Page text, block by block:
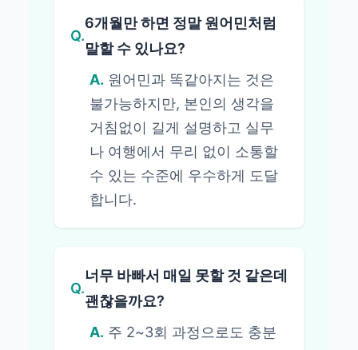
Q.
6개월만 하면 정말 원어민처럼
말할 수 있나요?
A. 원어민과 똑같아지는 것은
불가능하지만, 본인의 생각을
거침없이 길게 설명하고 실무
나 여행에서 무리 없이 소통할
수 있는 수준에 우수하게 도달
합니다.
Q.
너무 바빠서 매일 못할 것 같은데
괜찮을까요?
A. 주 2~3회 과정으로도 충분